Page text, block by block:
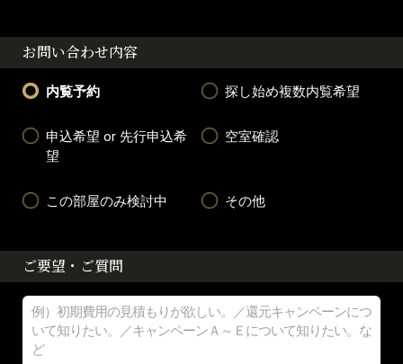
お問い合わせ内容
内覧予約 探し始め複数内覧希望
申込希望 or 先行申込希
望
空室確認
この部屋のみ検討中 その他
ご要望・ご質問